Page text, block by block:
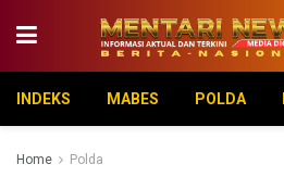
INDEKS MABES POLDA
Home Polda